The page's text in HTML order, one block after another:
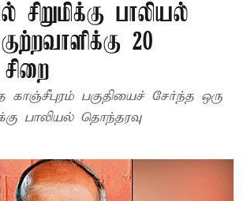
பாலியல்
20
பகுதியைச் சேர்ந்த ஒரு
பாலியல் தொந்தரவு